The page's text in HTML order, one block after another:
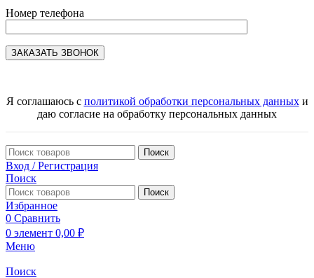
Номер телефона
Я соглашаюсь с политикой обработки персональных данныхи
даю согласие на обработку персональных данных
Поиск
Вход / Регистрация
Поиск
Поиск
Избранное
0 Сравнить
0 элемент 0,00 ₽
Меню
Поиск